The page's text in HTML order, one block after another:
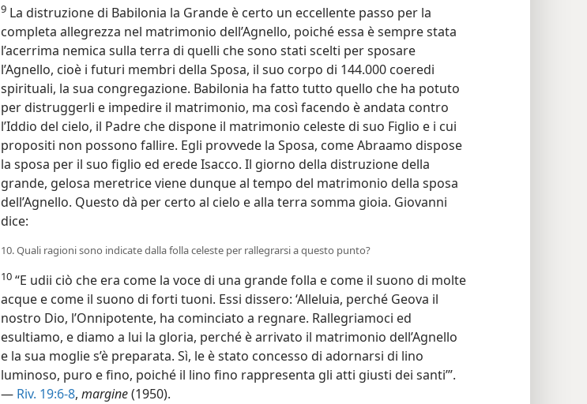
9 La distruzione di Babilonia la Grande è certo un eccellente passo per la
completa allegrezza nel matrimonio dell’Agnello, poiché essa è sempre stata
l’acerrima nemica sulla terra di quelli che sono stati scelti per sposare
l’Agnello, cioè i futuri membri della Sposa, il suo corpo di 144.000 coeredi
spirituali, la sua congregazione. Babilonia ha fatto tutto quello che ha potuto
per distruggerli e impedire il matrimonio, ma così facendo è andata contro
l’Iddio del cielo, il Padre che dispone il matrimonio celeste di suo Figlio e i cui
propositi non possono fallire. Egli provvede la Sposa, come Abraamo dispose
la sposa per il suo figlio ed erede Isacco. Il giorno della distruzione della
grande, gelosa meretrice viene dunque al tempo del matrimonio della sposa
dell’Agnello. Questo dà per certo al cielo e alla terra somma gioia. Giovanni
dice:
10. Quali ragioni sono indicate dalla folla celeste per rallegrarsi a questo punto?
10 “E udii ciò che era come la voce di una grande folla e come il suono di molte
acque e come il suono di forti tuoni. Essi dissero: ‘Alleluia, perché Geova il
nostro Dio, l’Onnipotente, ha cominciato a regnare. Rallegriamoci ed
esultiamo, e diamo a lui la gloria, perché è arrivato il matrimonio dell’Agnello
e la sua moglie s’è preparata. Sì, le è stato concesso di adornarsi di lino
luminoso, puro e fino, poiché il lino fino rappresenta gli atti giusti dei santi’”.
— Riv. 19:6-8, margine(1950).